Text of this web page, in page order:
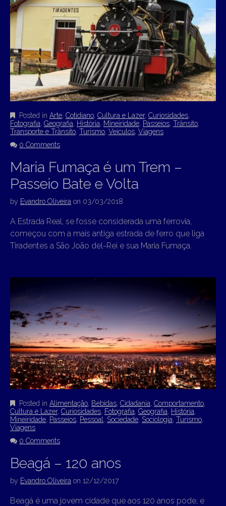
Posted in Arte Cotidiano Cultura e Lazer, Curiosidades
Fotografia Geografia História Mineiridade Passeios Trânsito
Transporte e Trânsito Turismo Veículos Viagens
0 Comments
Maria Fumaça é um Trem –
Passeio Bate e Volta
by Evandro Oliveira on 03/03/2018
A Estrada Real, se fosse considerada uma ferrovia,
começou com a mais antiga estrada de ferro que liga
Tiradentes a São João del-Rei e sua Maria Fumaça.
Posted in Alimentação Bebidas Cidadania Comportamento
Cultura e Lazer, Curiosidades Fotografia Geografia História
Mineiridade Passeios Pessoal Sociedade Sociologia Turismo
Viagens
0 Comments
Beagá – 120 anos
by Evandro Oliveira on 12/12/2017
Beagá é uma jovem cidade que aos 120 anos pode, e